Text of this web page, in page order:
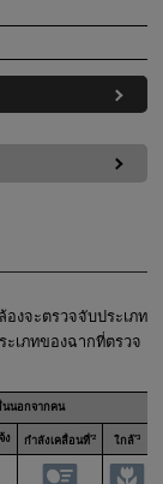
องจะตรวจจับประเภท
เภทของฉากที่ตรวจ
นนอกจากคน
ง กำลังเคลื่อนที่*2 ใกล้*3